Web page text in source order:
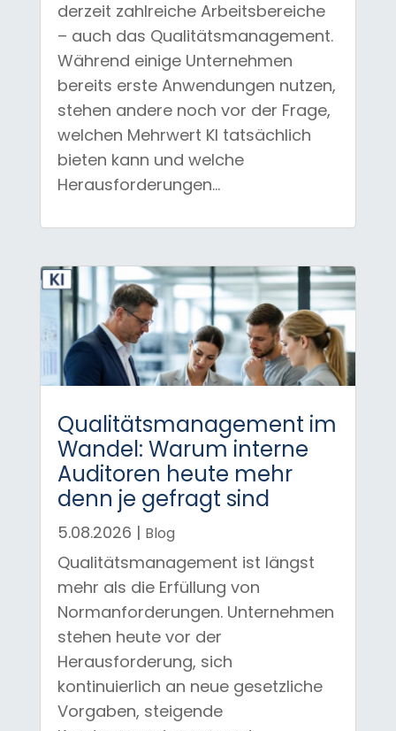
derzeit zahlreiche Arbeitsbereiche
– auch das Qualitätsmanagement.
Während einige Unternehmen
bereits erste Anwendungen nutzen,
stehen andere noch vor der Frage,
welchen Mehrwert KI tatsächlich
bieten kann und welche
Herausforderungen...
Qualitätsmanagement im
Wandel: Warum interne
Auditoren heute mehr
denn je gefragt sind
5.08.2026 | Blog
Qualitätsmanagement ist längst
mehr als die Erfüllung von
Normanforderungen. Unternehmen
stehen heute vor der
Herausforderung, sich
kontinuierlich an neue gesetzliche
Vorgaben, steigende